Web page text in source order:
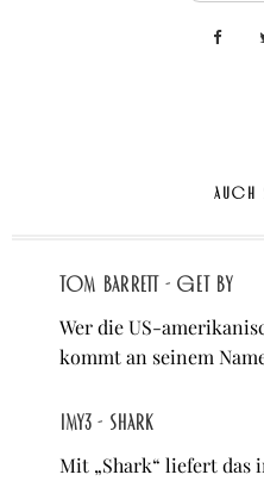
AUCH
Tom Barrett - Get By
Wer die US-
kommt an seinem
imy3 - Shark
Mit „Shark“ liefert das